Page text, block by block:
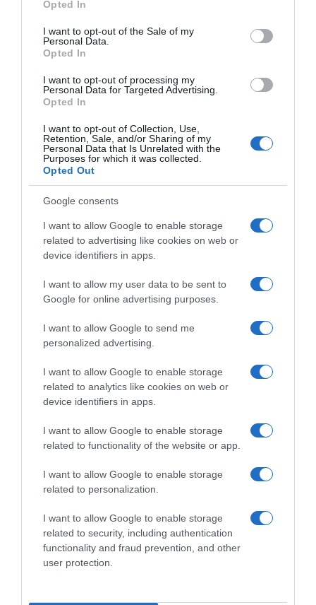
use your data for below specified purposes in below Google
consent section.
Opted In
I want to opt-out of the Sale of my
Personal Data.
Opted In
I want to opt-out of processing my
Personal Data for Targeted Advertising.
Opted In
I want to opt-out of Collection, Use,
Retention, Sale, and/or Sharing of my
Personal Data that Is Unrelated with the
Purposes for which it was collected.
Opted Out
Google consents
I want to allow Google to enable storage
related to advertising like cookies on web or
device identifiers in apps.
I want to allow my user data to be sent to
Google for online advertising purposes.
I want to allow Google to send me
personalized advertising.
I want to allow Google to enable storage
related to analytics like cookies on web or
device identifiers in apps.
I want to allow Google to enable storage
related to functionality of the website or app.
I want to allow Google to enable storage
related to personalization.
I want to allow Google to enable storage
related to security, including authentication
functionality and fraud prevention, and other
user protection.
Navigacija
članaka
Zapečeno p0vrće po receptu moje prijateljice…T0liko je ukusno da bih ga mogla jesti svaki dan…
RELATED POSTS